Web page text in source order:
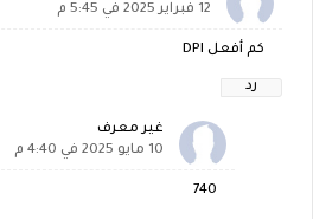
12 فبراير 2025 في 5:45 م
كم أفعل DPI
رد
غير معرف
10 مايو 2025 في 4:40 م
740